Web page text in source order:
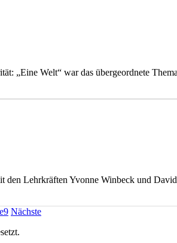
„Eine Welt“ war das übergeordnete
Lehrkräften Yvonne Winbeck und
9 Nächste